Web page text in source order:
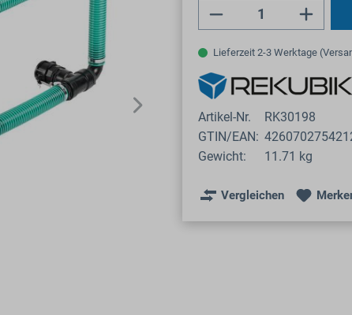
Produkt Anzahl:
Lieferzeit 2-3 Werktage
Artikel-Nr.
RK30198
GTIN/EAN:
Gewicht:
11.71 kg
Vergleichen